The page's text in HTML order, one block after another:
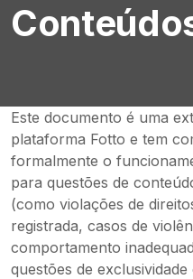
Este documento é uma
plataforma Fotto e tem
formalmente o
para questões de
(como violações de
registrada, casos de
comportamento
questões de